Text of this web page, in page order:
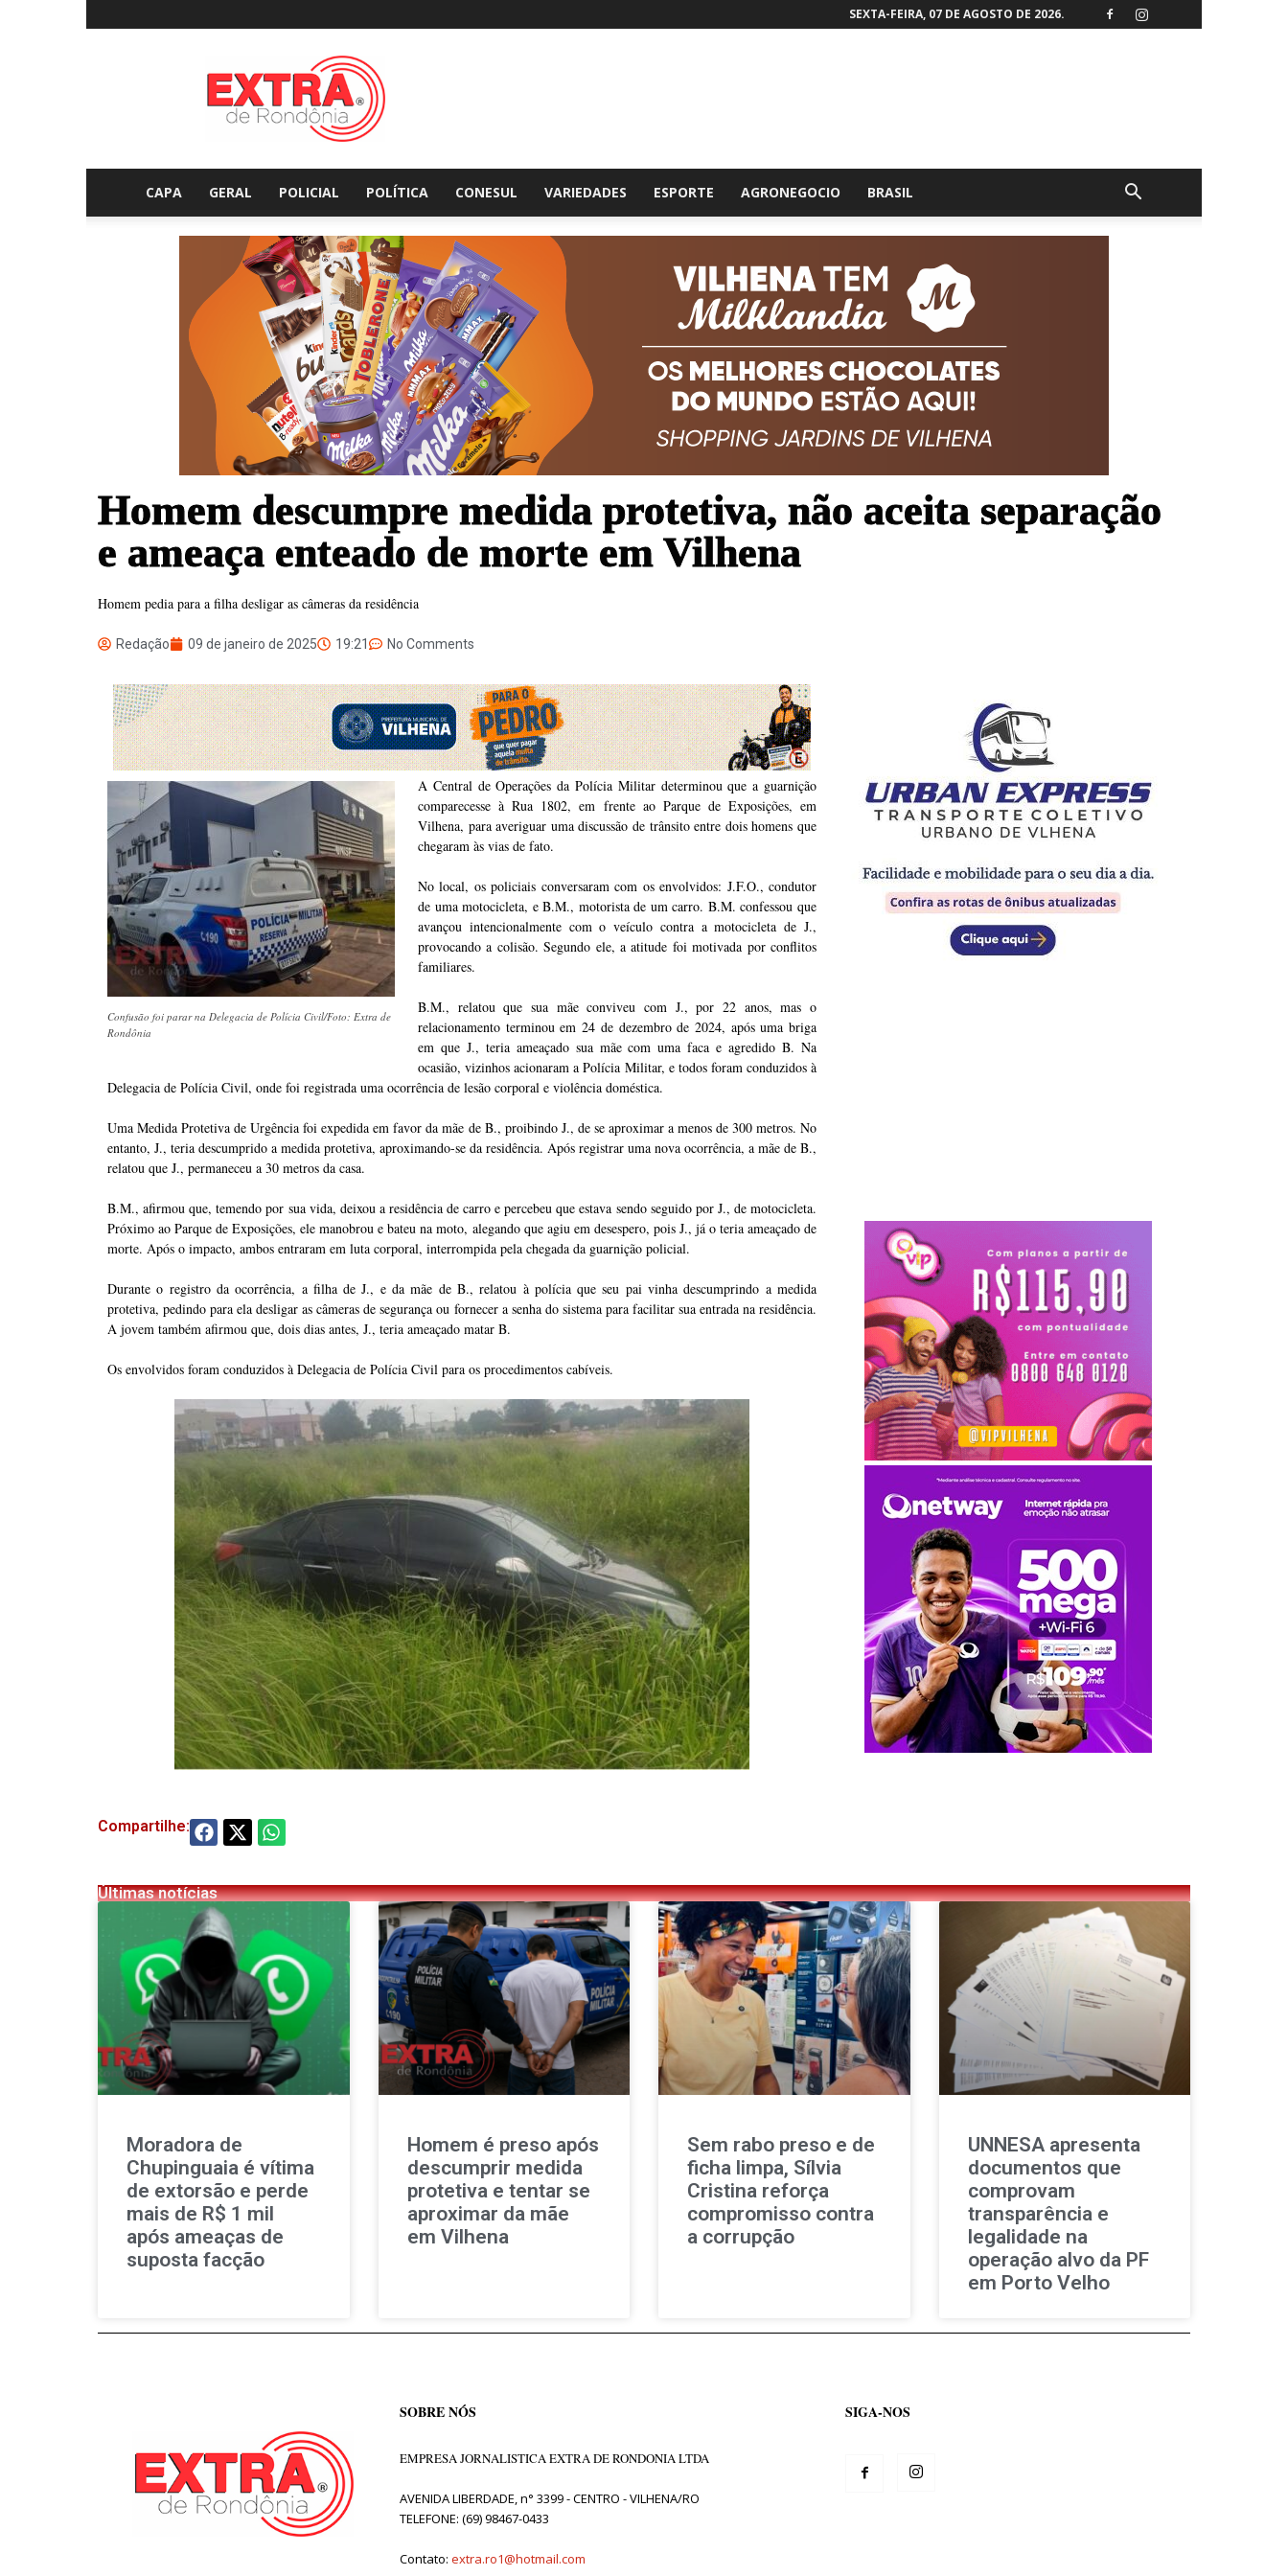
SEXTA-FEIRA, 07 DE AGOSTO DE 2026.
Extraderondonia.com.br
CAPA GERAL POLICIAL POLÍTICA CONESUL VARIEDADES ESPORTE AGRONEGOCIO BRASIL
Homem descumpre medida protetiva, não aceita separação
e ameaça enteado de morte em Vilhena
Homem pedia para a filha desligar as câmeras da residência
Redação 09 de janeiro de 2025 19:21 No Comments
Confusão foi parar na Delegacia de Polícia Civil/Foto: Extra de
Rondônia
A Central de Operações da Polícia Militar determinou que a guarnição
comparecesse à Rua 1802, em frente ao Parque de Exposições, em
Vilhena, para averiguar uma discussão de trânsito entre dois homens que
chegaram às vias de fato.
No local, os policiais conversaram com os envolvidos: J.F.O., condutor
de uma motocicleta, e B.M., motorista de um carro. B.M. confessou que
avançou intencionalmente com o veículo contra a motocicleta de J.,
provocando a colisão. Segundo ele, a atitude foi motivada por conflitos
familiares.
B.M., relatou que sua mãe conviveu com J., por 22 anos, mas o
relacionamento terminou em 24 de dezembro de 2024, após uma briga
em que J., teria ameaçado sua mãe com uma faca e agredido B. Na
ocasião, vizinhos acionaram a Polícia Militar, e todos foram conduzidos à
Delegacia de Polícia Civil, onde foi registrada uma ocorrência de lesão corporal e violência doméstica.
Uma Medida Protetiva de Urgência foi expedida em favor da mãe de B., proibindo J., de se aproximar a menos de 300 metros. No
entanto, J., teria descumprido a medida protetiva, aproximando-se da residência. Após registrar uma nova ocorrência, a mãe de B.,
relatou que J., permaneceu a 30 metros da casa.
B.M., afirmou que, temendo por sua vida, deixou a residência de carro e percebeu que estava sendo seguido por J., de motocicleta.
Próximo ao Parque de Exposições, ele manobrou e bateu na moto, alegando que agiu em desespero, pois J., já o teria ameaçado de
morte. Após o impacto, ambos entraram em luta corporal, interrompida pela chegada da guarnição policial.
Durante o registro da ocorrência, a filha de J., e da mãe de B., relatou à polícia que seu pai vinha descumprindo a medida
protetiva, pedindo para ela desligar as câmeras de segurança ou fornecer a senha do sistema para facilitar sua entrada na residência.
A jovem também afirmou que, dois dias antes, J., teria ameaçado matar B.
Os envolvidos foram conduzidos à Delegacia de Polícia Civil para os procedimentos cabíveis.
Compartilhe:
Últimas notícias
Moradora de
Chupinguaia é vítima
de extorsão e perde
mais de R$ 1 mil
após ameaças de
suposta facção
Homem é preso após
descumprir medida
protetiva e tentar se
aproximar da mãe
em Vilhena
Sem rabo preso e de
ficha limpa, Sílvia
Cristina reforça
compromisso contra
a corrupção
UNNESA apresenta
documentos que
comprovam
transparência e
legalidade na
operação alvo da PF
em Porto Velho
SOBRE NÓS
EMPRESA JORNALISTICA EXTRA DE RONDONIA LTDA
AVENIDA LIBERDADE, n° 3399 - CENTRO - VILHENA/RO
TELEFONE: (69) 98467-0433
Contato: extra.ro1@hotmail.com
SIGA-NOS